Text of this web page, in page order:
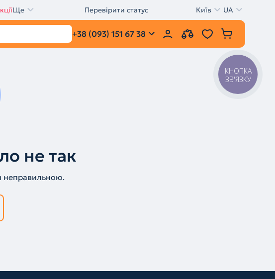
Ще Перевірити статус Київ UA
+38 (093) 151 67 38
не так
неправильною.
КНОПКА
ЗВ'ЯЗКУ